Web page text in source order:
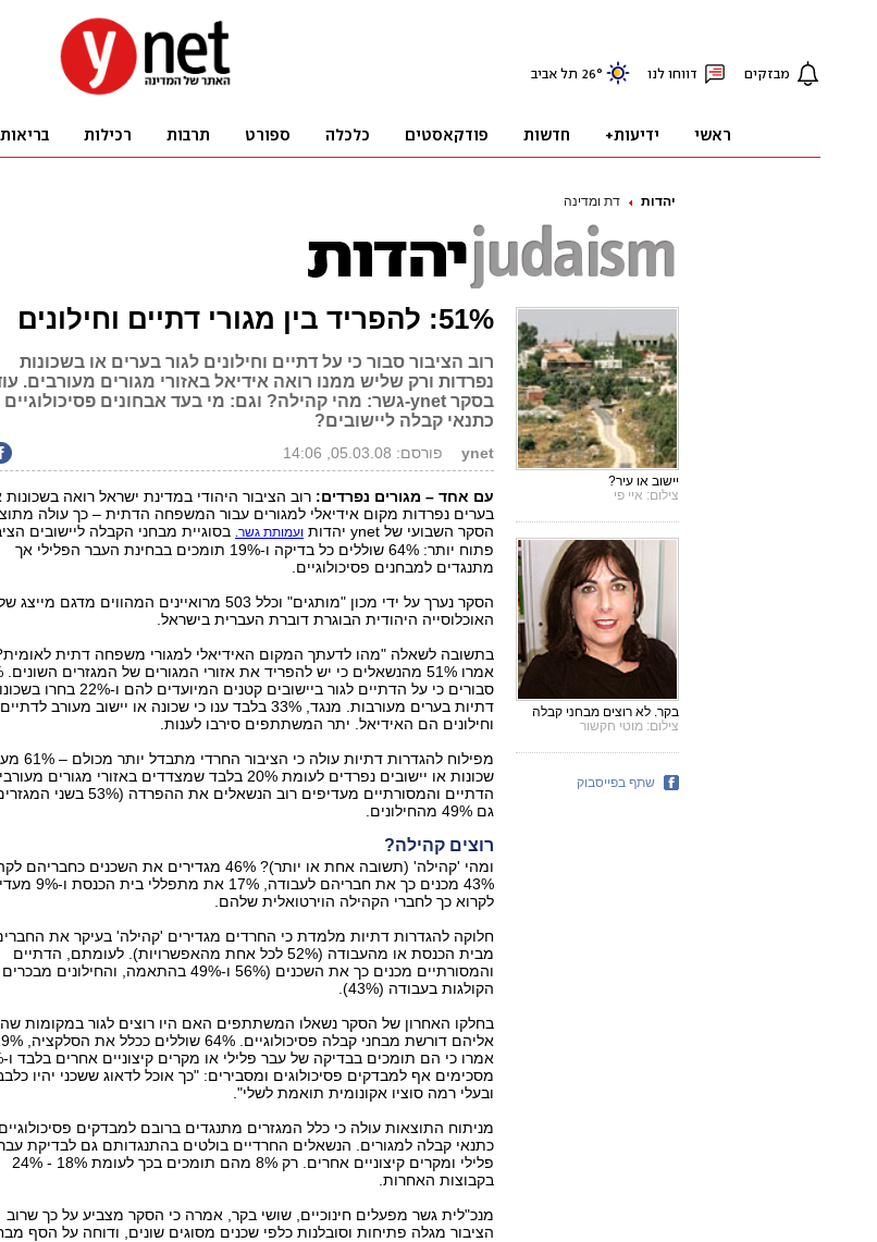
יהדות דת ומדינה
51%: להפריד בין מגורי דתיים וחילונים
רוב הציבור סבור כי על דתיים וחילונים לגור בערים או בשכונות
נפרדות ורק שליש ממנו רואה אידיאל באזורי מגורים מעורבים.
בסקר ynet-גשר: מהי קהילה? וגם: מי בעד אבחונים פסיכולוגיים
כתנאי קבלה ליישובים?
ynet פורסם: 05.03.08, 14:06
עם אחד – מגורים נפרדים: רוב הציבור היהודי במדינת ישראל רואה בשכונות
בערים נפרדות מקום אידיאלי למגורים עבור המשפחה הדתית – כך עולה
הסקר השבועי של ynet יהדות
ועמותת גשר. בסוגיית מבחני הקבלה ליישובים
פתוח יותר: 64% שוללים כל בדיקה ו-19% תומכים בבחינת העבר הפלילי אך
מתנגדים למבחנים פסיכולוגיים.
הסקר נערך על ידי מכון "מותגים" וכלל 503 מרואיינים המהווים מדגם מייצג
האוכלוסייה היהודית הבוגרת דוברת העברית בישראל.
בתשובה לשאלה "מהו לדעתך המקום האידיאלי למגורי משפחה דתית
אמרו
סבורים כי על הדתיים לגור ביישובים קטנים המיועדים להם ו-22%
דתיות בערים מעורבות. מנגד, 33% בלבד ענו כי שכונה או יישוב מעורב לדתיים
וחילונים הם האידיאל. יתר המשתתפים סירבו לענות.
מפילוח להגדרות דתיות
שכונות או יישובים נפרדים לעומת 20% בלבד שמצדדים באזורי מגורים
הדתיים והמסורתיים מעדיפים רוב הנשאלים את
גם 49% מהחילונים.
רוצים קהילה?
ומהי 'קהילה' (תשובה אחת או יותר)? 46% מגדירים את השכנים
43% מכנים כך את חבריהם לעבודה, 17%
לקרוא כך לחברי הקהילה הוירטואלית שלהם.
חלוקה להגדרות דתיות מלמדת כי החרדים מגדירים 'קהילה' בעיקר את
מבית הכנסת או מהעבודה (52% לכל אחת מהאפשרויות). לעומתם, הדתיים
והמסורתיים מכנים כך את השכנים (56% ו-49% בהתאמה, והחילונים
הקולגות בעבודה (43%).
בחלקו האחרון של הסקר נשאלו המשתתפים האם היו רוצים לגור במקומות
אליהם דורשת מבחני קבלה פסיכולוגיים. 64%
אמרו
מסכימים אף למבדקים פסיכולוגים ומסבירים: "כך אוכל לדאוג ששכני יהיו
ובעלי רמה סוציו אקונומית תואמת לשלי".
מניתוח התוצאות עולה כי כלל המגזרים מתנגדים ברובם למבדקים פסיכולוגיים
כתנאי קבלה למגורים. הנשאלים החרדיים בולטים בהתנגדותם גם לבדיקת
פלילי ומקרים קיצוניים אחרים. רק 8% מהם תומכים בכך לעומת 18% - 24%
בקבוצות האחרות.
מנכ"לית גשר מפעלים חינוכיים, שושי בקר, אמרה כי הסקר מצביע על כך שרוב
הציבור מגלה פתיחות וסובלנות כלפי שכנים מסוגים שונים, ודוחה על הסף
יישוב או עיר?
צילום: איי פי
בקר. לא רוצים מבחני קבלה
צילום: מוטי חקשור
שתף בפייסבוק